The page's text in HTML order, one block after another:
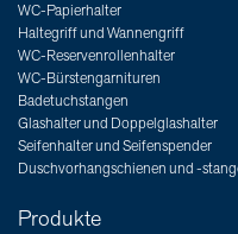
WC-Papierhalter
Haltegriff und Wannengriff
WC-Reservenrollenhalter
WC-Bürstengarnituren
Badetuchstangen
Glashalter und Doppelglashalter
Seifenhalter und Seifenspender
Duschvorhangschienen und -
Produkte